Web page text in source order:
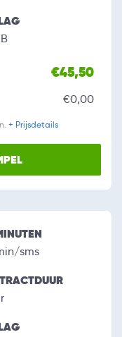
€45,50
€0,00
+ Prijsdetails
sms